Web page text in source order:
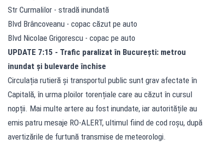
Str Curmalilor - stradă inundată
Blvd Brâncoveanu - copac căzut pe auto
Blvd Nicolae Grigorescu - copac pe auto
UPDATE 7:15 - Trafic paralizat în București: metrou
inundat și bulevarde închise
Circulația rutieră și transportul public sunt grav afectate în
Capitală, în urma ploilor torențiale care au căzut în cursul
nopții. Mai multe artere au fost inundate, iar autoritățile au
emis patru mesaje RO-ALERT, ultimul fiind de cod roșu, după
avertizările de furtună transmise de meteorologi.